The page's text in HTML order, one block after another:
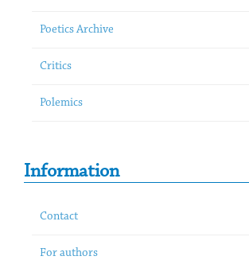
Poetics Archive
Critics
Polemics
Information
Contact
For authors